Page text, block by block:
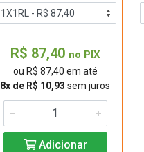
R$ 87,40 no PIX
ou R$ 87,40 em até
8x de R$ 10,93 sem juros
Adicionar